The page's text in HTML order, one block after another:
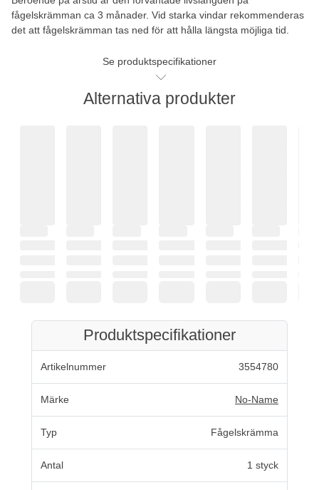
fågelskrämman ca 3 månader. Vid starka vindar rekommenderas
det att fågelskrämman tas ned för att hålla längsta möjliga tid.
Se produktspecifikationer
Alternativa produkter
Produktspecifikationer
Artikelnummer 3554780
Märke No-Name
Typ Fågelskrämma
Antal 1 styck